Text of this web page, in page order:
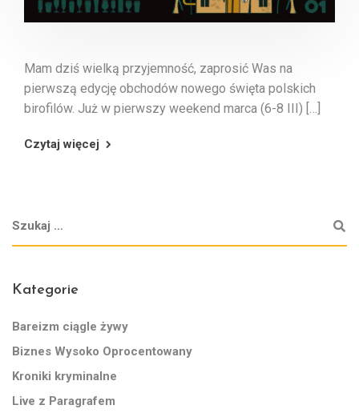
Mam dziś wielką przyjemność, zaprosić Was na
pierwszą edycję obchodów nowego święta polskich
birofilów. Już w pierwszy weekend marca (6-8 III) […]
Czytaj więcej
Kategorie
Bareizm ciągle żywy
Biznes Wysoko Oprocentowany
Kroniki kryminalne
Live z Paragrafem